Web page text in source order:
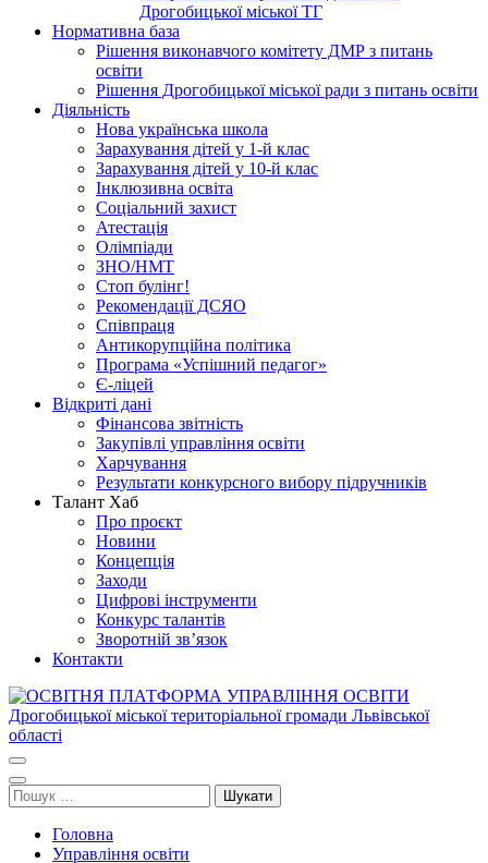
Дрогобицької міської ТГ
Нормативна база
Рішення виконавчого комітету ДМР з питань
освіти
Рішення Дрогобицької міської ради з питань освіти
Діяльність
Нова українська школа
Зарахування дітей у 1-й клас
Зарахування дітей у 10-й клас
Інклюзивна освіта
Соціальний захист
Атестація
Олімпіади
ЗНО/НМТ
Стоп булінг!
Рекомендації ДСЯО
Співпраця
Антикорупційна політика
Програма «Успішний педагог»
Є-ліцей
Відкриті дані
Фінансова звітність
Закупівлі управління освіти
Харчування
Результати конкурсного вибору підручників
Талант Хаб
Про проєкт
Новини
Концепція
Заходи
Цифрові інструменти
Конкурс талантів
Зворотній зв’язок
Контакти
Дрогобицької міської територіальної громади Львівської області
Пошук:
Головна
Управління освіти